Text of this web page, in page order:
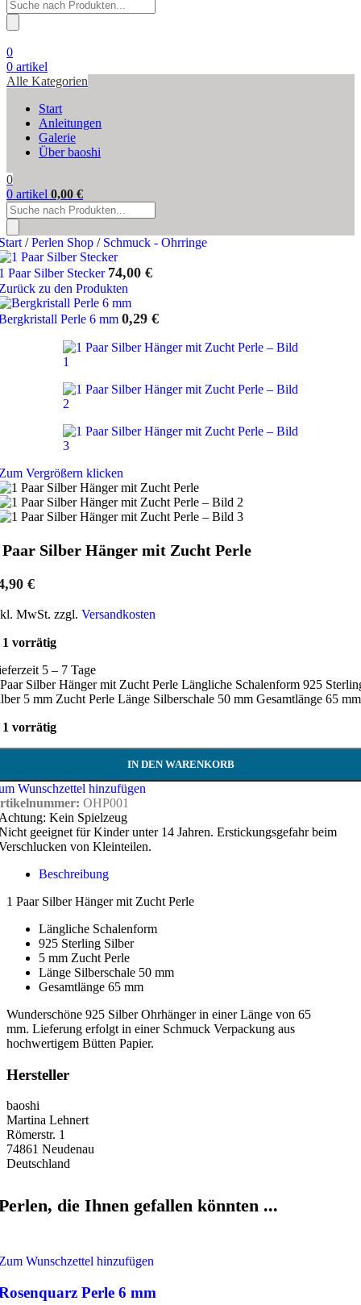
Products
search
0
0 artikel
Alle Kategorien
Start
Anleitungen
Galerie
Über baoshi
0
0 artikel 0,00 €
Products
search
/ Perlen Shop / Schmuck - Ohrringe
Paar Silber Stecker 74,00 €
zu den Produkten
Perle 6 mm 0,29 €
Vergrößern klicken
Paar Silber Hänger mit Zucht Perle
€
MwSt. zzgl. Versandkosten
1 vorrätig
5 – 7 Tage
Silber Hänger mit Zucht Perle Längliche Schalenform 925
5 mm Zucht Perle Länge Silberschale 50 mm Gesamtlänge 65 mm
1 vorrätig
IN DEN WARENKORB
Wunschzettel hinzufügen
OHP001
Kein Spielzeug
geeignet für Kinder unter 14 Jahren. Erstickungsgefahr beim
von Kleinteilen.
Beschreibung
1 Paar Silber Hänger mit Zucht Perle
Längliche Schalenform
925 Sterling Silber
5 mm Zucht Perle
Länge Silberschale 50 mm
Gesamtlänge 65 mm
Wunderschöne 925 Silber Ohrhänger in einer Länge von 65
mm. Lieferung erfolgt in einer Schmuck Verpackung aus
hochwertigem Bütten Papier.
Hersteller
baoshi
Martina Lehnert
Römerstr. 1
74861 Neudenau
Deutschland
die Ihnen gefallen könnten ...
Wunschzettel hinzufügen
Perle 6 mm